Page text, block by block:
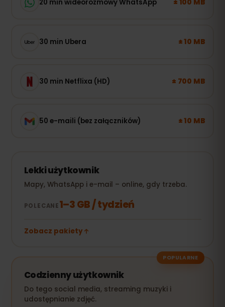
20 min wideorozmowy WhatsApp ± 100 MB
30 min Ubera ± 10 MB
30 min Netflixa (HD) ± 700 MB
50 e-maili (bez załączników) ± 10 MB
Lekki użytkownik
Mapy, WhatsApp i e-mail – online, gdy trzeba.
POLECANE1–3 GB / tydzień
Zobacz pakiety
POPULARNE
Codzienny użytkownik
Do tego social media, streaming muzyki i
udostępnianie zdjęć.